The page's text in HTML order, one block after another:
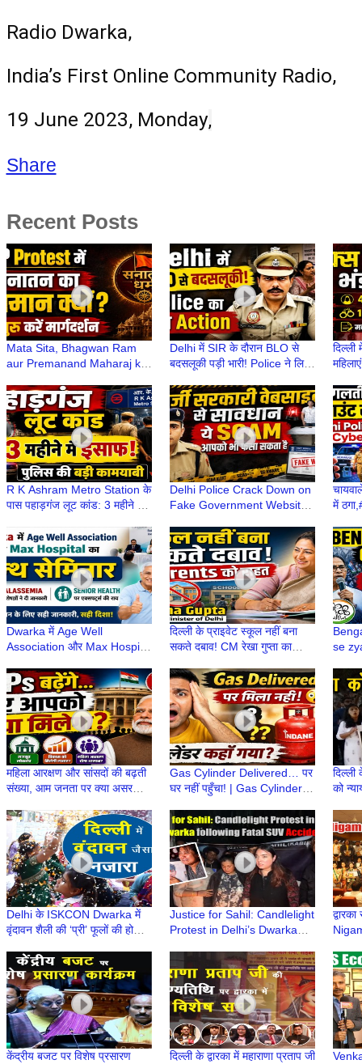
Radio Dwarka,
India’s First Online Community Radio,
19 June 2023, Monday,
Share
Recent Posts
Mata Sita, Bhagwan Ram
aur Premanand Maharaj ka
था?
Delhi में SIR के दौरान BLO से
बदसलूकी पड़ी भारी! Police ने लिया
R K Ashram Metro Station के
पास पहाड़गंज लूट कांड: 3 महीने में
Delhi Police Crack Down on
Fake Government Website
#OfficialVersion
में
Dwarka में Age Well
Association और Max Hospital
और Senior Health पर विशेषज्ञों ने
दी जानकारी
दिल्ली के प्राइवेट स्कूल नहीं बना
सकते दबाव! CM रेखा गुप्ता का
se
महिला आरक्षण और सांसदों की बढ़ती
संख्या, आम जनता पर क्या असर
कमलजीत सहरावत
Gas Cylinder Delivered… पर
घर नहीं पहुँचा! | Gas Cylinder
Cylinder
को
Delhi के ISKCON Dwarka में
वृंदावन शैली की ‘प्री’ फूलों की होली |
आयोजन
Justice for Sahil: Candlelight
Protest in Delhi’s Dwarka
| Dwarka Delhi
केंद्रीय बजट पर विशेष प्रसारण
दिल्ली के द्वारका में महाराणा प्रताप जी